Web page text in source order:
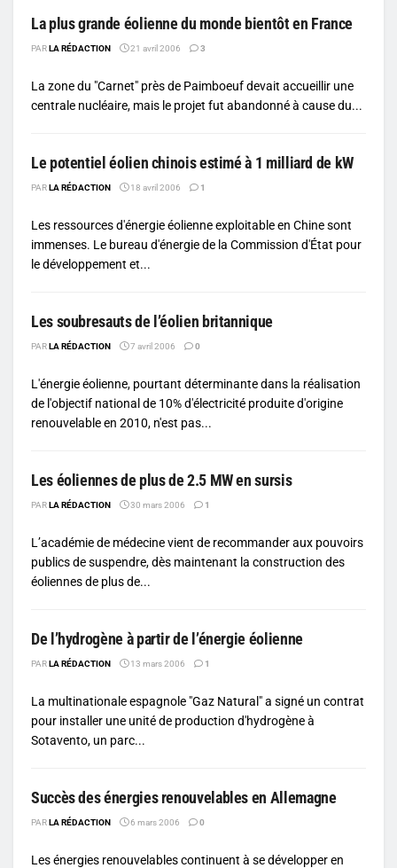
La plus grande éolienne du monde bientôt en France
PARLA RÉDACTION 21 avril 2006 3
La zone du "Carnet" près de Paimboeuf devait accueillir une
centrale nucléaire, mais le projet fut abandonné à cause du...
Le potentiel éolien chinois estimé à 1 milliard de kW
PARLA RÉDACTION 18 avril 2006 1
Les ressources d'énergie éolienne exploitable en Chine sont
immenses. Le bureau d'énergie de la Commission d'État pour
le développement et...
Les soubresauts de l’éolien britannique
PARLA RÉDACTION 7 avril 2006 0
L'énergie éolienne, pourtant déterminante dans la réalisation
de l'objectif national de 10% d'électricité produite d'origine
renouvelable en 2010, n'est pas...
Les éoliennes de plus de 2.5 MW en sursis
PARLA RÉDACTION 30 mars 2006 1
L’académie de médecine vient de recommander aux pouvoirs
publics de suspendre, dès maintenant la construction des
éoliennes de plus de...
De l’hydrogène à partir de l’énergie éolienne
PARLA RÉDACTION 13 mars 2006 1
La multinationale espagnole "Gaz Natural" a signé un contrat
pour installer une unité de production d'hydrogène à
Sotavento, un parc...
Succès des énergies renouvelables en Allemagne
PARLA RÉDACTION 6 mars 2006 0
Les énergies renouvelables continuent à se développer en